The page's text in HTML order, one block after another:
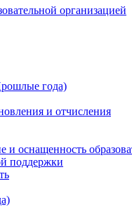
организацией
года)
и отчисления
и оснащенность
поддержки